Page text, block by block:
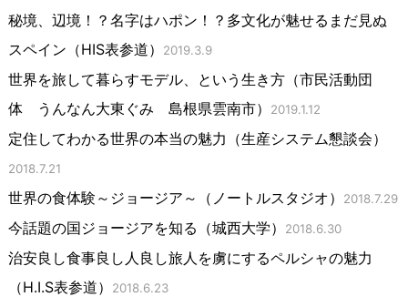
秘境、辺境！？名字はハポン！？多文化が魅せるまだ見ぬ
スペイン（HIS表参道）
2019.3.9
世界を旅して暮らすモデル、という生き方（市民活動団
体 うんなん大東ぐみ 島根県雲南市）
2019.1.12
定住してわかる世界の本当の魅力（生産システム懇談会）
2018.7.21
世界の食体験～ジョージア～（ノートルスタジオ） 2018.7.29
今話題の国ジョージアを知る（城西大学） 2018.6.30
治安良し食事良し人良し旅人を虜にするペルシャの魅力
（H.I.S表参道）
2018.6.23